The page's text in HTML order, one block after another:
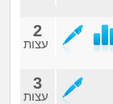
2
עצות
3
עצות